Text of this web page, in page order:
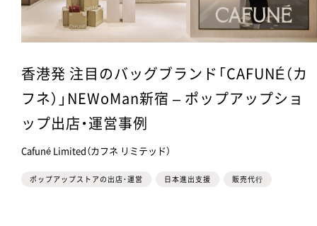
香港発 注目のバッグブランド「CAFUNÉ（カ
フネ）」NEWoMan新宿 – ポップアップショ
ップ出店・運営事例
Cafuné Limited（カフネ リミテッド）
ポップアップストアの出店・運営 日本進出支援 販売代⾏